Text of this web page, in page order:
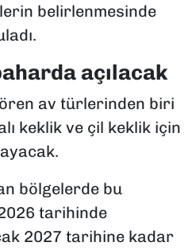
belirlenmesinde
açılacak
av türlerinden biri
keklik ve çil keklik için
bölgelerde bu
tarihinde
2027 tarihine kadar